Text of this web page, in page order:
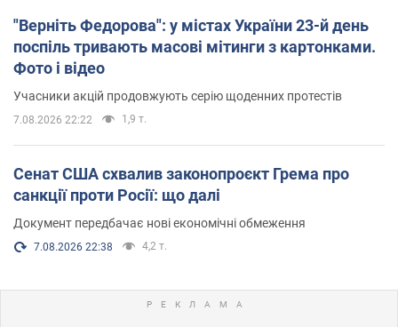
"Верніть Федорова": у містах України 23-й день
поспіль тривають масові мітинги з картонками.
Фото і відео
Учасники акцій продовжують серію щоденних протестів
7.08.2026 22:22 1,9 т.
Сенат США схвалив законопроєкт Грема про
санкції проти Росії: що далі
Документ передбачає нові економічні обмеження
7.08.2026 22:38 4,2 т.